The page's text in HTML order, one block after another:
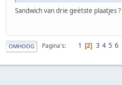
Sandwich van drie geëtste plaatjes ?
OMHOOG Pagina's 1 2 3 4 5 6